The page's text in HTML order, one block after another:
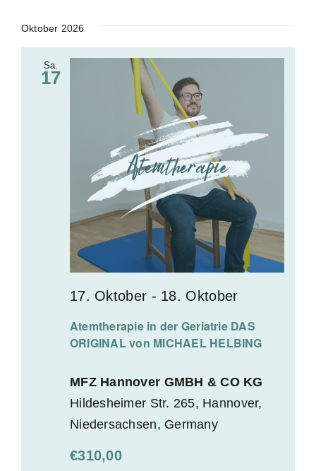
e
a
t
Oktober 2026
Sa.
17
Atemtherapie in der Geriatrie DAS
ORIGINAL von MICHAEL HELBING
17. Oktober - 18. Oktober
MFZ Hannover GMBH & CO KG
Hildesheimer Str. 265, Hannover,
Niedersachsen, Germany
€310,00